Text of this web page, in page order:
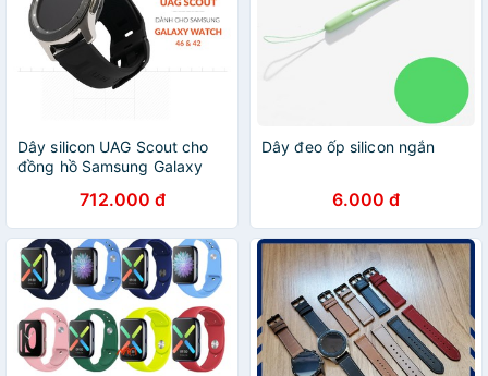
Dây silicon UAG Scout cho
đồng hồ Samsung Galaxy
712.000 đ
Dây đeo ốp silicon ngắn
6.000 đ